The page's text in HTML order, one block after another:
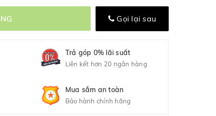
Gọi lại sau
Trả góp 0% lãi suất
Liên kết hơn 20 ngân hàng
Mua sắm an toàn
Bảo hành chính hãng